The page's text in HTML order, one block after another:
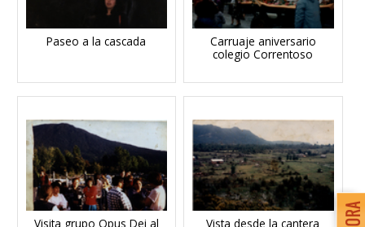
Paseo a la cascada
Carruaje aniversario
colegio Correntoso
Visita grupo Opus Dei al
Vista desde la cantera